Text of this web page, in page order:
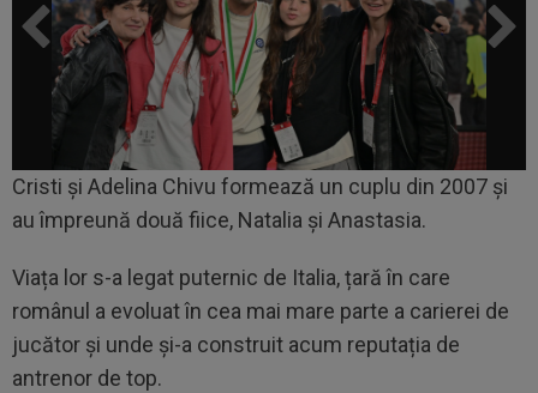
Cristi și Adelina Chivu formează un cuplu din 2007 și
au împreună două fiice, Natalia și Anastasia.
Viața lor s-a legat puternic de Italia, țară în care
românul a evoluat în cea mai mare parte a carierei de
jucător și unde și-a construit acum reputația de
antrenor de top.